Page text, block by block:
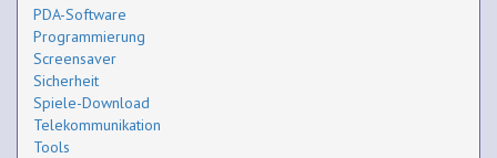
PDA-Software
Programmierung
Screensaver
Sicherheit
Spiele-Download
Telekommunikation
Tools